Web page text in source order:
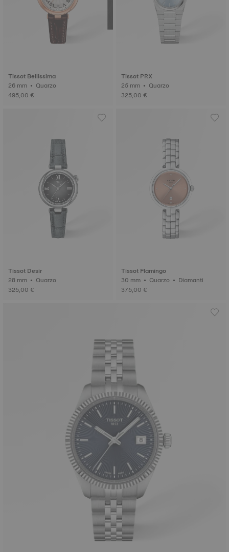
Tissot Bellissima
26 mm • Quarzo
495,00 €
Tissot PRX
25 mm • Quarzo
325,00 €
Tissot Desir
28 mm • Quarzo
325,00 €
Tissot Flamingo
30 mm • Quarzo • Diamanti
375,00 €